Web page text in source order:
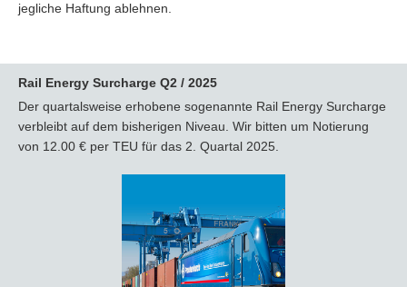
jegliche Haftung ablehnen.
Rail Energy Surcharge Q2 / 2025
Der quartalsweise erhobene sogenannte Rail Energy Surcharge
verbleibt auf dem bisherigen Niveau. Wir bitten um Notierung
von 12.00 € per TEU für das 2. Quartal 2025.